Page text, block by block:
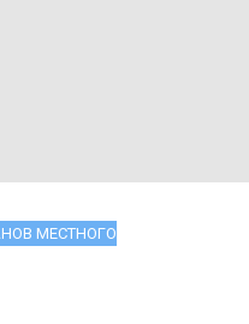
МЕСТНОГО